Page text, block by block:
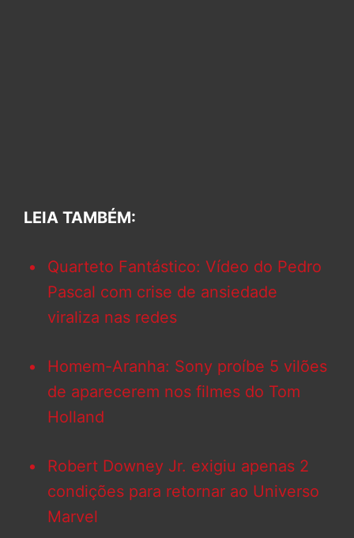
LEIA TAMBÉM:
Quarteto Fantástico: Vídeo do Pedro
Pascal com crise de ansiedade
viraliza nas redes
Homem-Aranha: Sony proíbe 5 vilões
de aparecerem nos filmes do Tom
Holland
Robert Downey Jr. exigiu apenas 2
condições para retornar ao Universo
Marvel